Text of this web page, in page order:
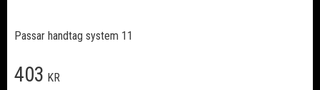
Passar handtag system 11
403 KR